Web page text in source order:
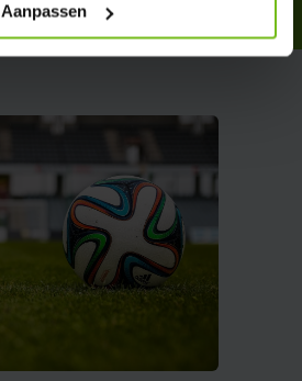
Aanpassen